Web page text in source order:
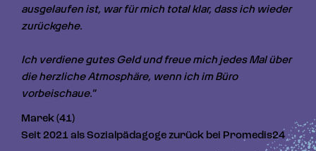
ausgelaufen ist, war für mich total klar, dass ich wieder
zurückgehe.
Ich verdiene gutes Geld und freue mich jedes Mal über
die herzliche Atmosphäre, wenn ich im Büro
vorbeischaue."
Marek (41)
Seit 2021 als Sozialpädagoge zurück bei Promedis24